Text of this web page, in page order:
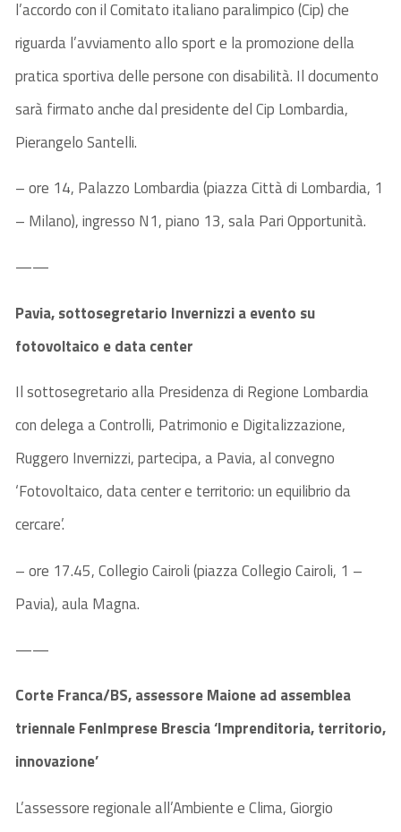
l’accordo con il Comitato italiano paralimpico (Cip) che
riguarda l’avviamento allo sport e la promozione della
pratica sportiva delle persone con disabilità. Il documento
sarà firmato anche dal presidente del Cip Lombardia,
Pierangelo Santelli.
– ore 14, Palazzo Lombardia (piazza Città di Lombardia, 1
– Milano), ingresso N1, piano 13, sala Pari Opportunità.
——
Pavia, sottosegretario Invernizzi a evento su
fotovoltaico e data center
Il sottosegretario alla Presidenza di Regione Lombardia
con delega a Controlli, Patrimonio e Digitalizzazione,
Ruggero Invernizzi, partecipa, a Pavia, al convegno
‘Fotovoltaico, data center e territorio: un equilibrio da
cercare’.
– ore 17.45, Collegio Cairoli (piazza Collegio Cairoli, 1 –
Pavia), aula Magna.
——
Corte Franca/BS, assessore Maione ad assemblea
triennale FenImprese Brescia ‘Imprenditoria, territorio,
innovazione’
L’assessore regionale all’Ambiente e Clima, Giorgio